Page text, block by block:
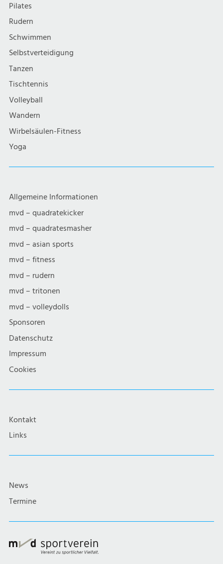
Pilates
Rudern
Schwimmen
Selbstverteidigung
Tanzen
Tischtennis
Volleyball
Wandern
Wirbelsäulen-Fitness
Yoga
Allgemeine Informationen
mvd – quadratekicker
mvd – quadratesmasher
mvd – asian sports
mvd – fitness
mvd – rudern
mvd – tritonen
mvd – volleydolls
Sponsoren
Datenschutz
Impressum
Cookies
Kontakt
Links
News
Termine